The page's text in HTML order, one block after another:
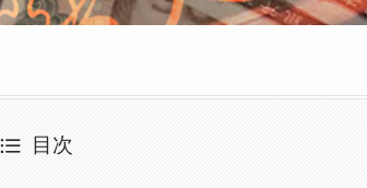
目次